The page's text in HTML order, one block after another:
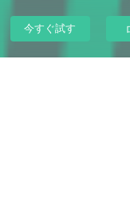
今すぐ試す